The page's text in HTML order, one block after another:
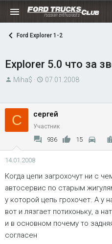
Ford Explorer 1-2
Explorer 5.0 что за
А
р
т
Miha$
Д
а
ч
а
07.01.2008
С сергей
Участник
936 15
14.01.2008
Когда цепи загрохочут ни с
автосервис по старым
у которой цепь грохочет. А у
вот и лязгает потихоньку, а
и в основном почему то
согласен